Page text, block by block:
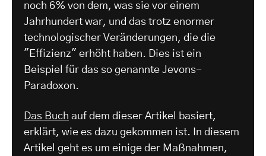
noch 6% von dem, was sie vor einem
Jahrhundert war, und das trotz enormer
technologischer Veränderungen, die die
"Effizienz" erhöht haben. Dies ist ein
Beispiel für das so genannte Jevons-
Paradoxon.
Das Buch auf dem dieser Artikel basiert,
erklärt, wie es dazu gekommen ist. In diesem
Artikel geht es um einige der Maßnahmen,